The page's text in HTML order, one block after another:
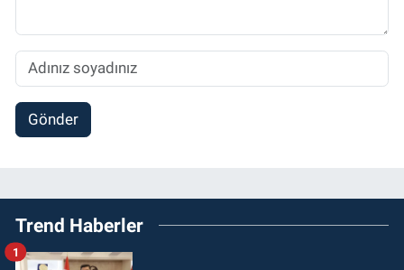
Gönder
Trend Haberler
1